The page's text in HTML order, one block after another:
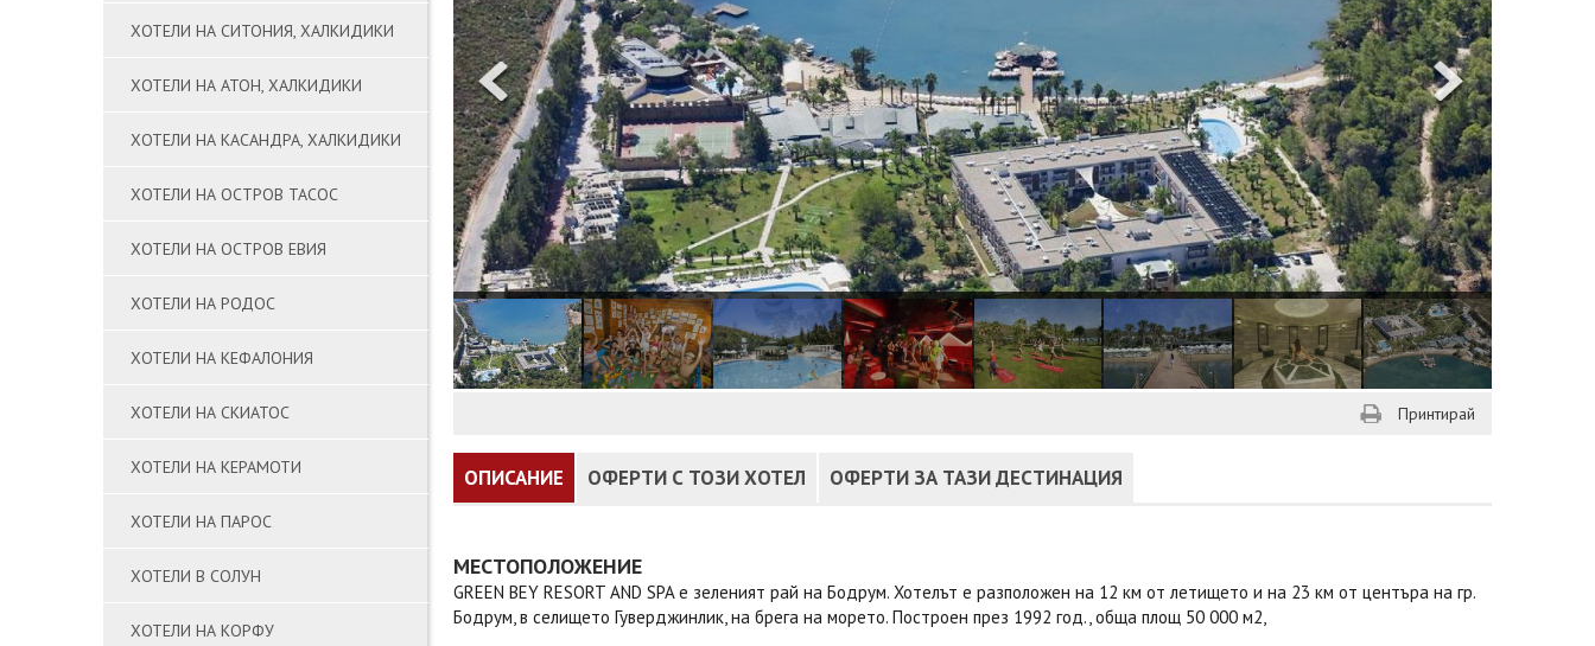
ХОТЕЛИ НА СИТОНИЯ, ХАЛКИДИКИ
ХОТЕЛИ НА АТОН, ХАЛКИДИКИ
ХОТЕЛИ НА КАСАНДРА, ХАЛКИДИКИ
ХОТЕЛИ НА ОСТРОВ ТАСОС
ХОТЕЛИ НА ОСТРОВ ЕВИЯ
ХОТЕЛИ НА РОДОС
ХОТЕЛИ НА КЕФАЛОНИЯ
ХОТЕЛИ НА СКИАТОС
ХОТЕЛИ НА КЕРАМОТИ
ХОТЕЛИ НА ПАРОС
ХОТЕЛИ В СОЛУН
ХОТЕЛИ НА КОРФУ
Принтирай
ОПИСАНИЕ ОФЕРТИ С ТОЗИ ХОТЕЛ ОФЕРТИ ЗА ТАЗИ ДЕСТИНАЦИЯ
МЕСТОПОЛОЖЕНИЕ
GREEN BEY RESORT AND SPA е зеленият рай на Бодрум. Хотелът е разположен на 12 км от летището и на 23 км от центъра на гр.
Бодрум, в селището Гуверджинлик, на брега на морето. Построен през 1992 год., обща площ 50 000 м2,